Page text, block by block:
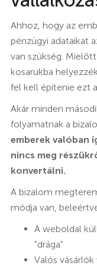
Ahhoz, hogy az
pénzügyi adataikat
van szükség.
kosarukba
fel kell építenie ezt
Akár minden
folyamatnak a
emberek valóban
nincs meg
konvertálni.
A bizalom
módja van,
A weboldal
"drága"
Valós